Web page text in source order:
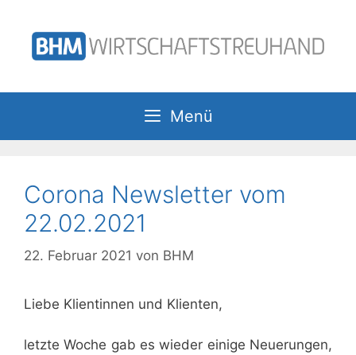
Inhalt
springen
Menü
Corona Newsletter vom
22.02.2021
22. Februar 2021 von BHM
Liebe Klientinnen und Klienten,
letzte Woche gab es wieder einige Neuerungen,